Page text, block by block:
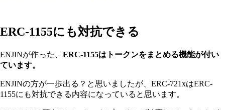
ERC-1155にも対抗できる
ENJINが作った、 ERC-1155はトークンをまとめる機能が付い
ています。
ENJINの方が一歩出る？と思いましたが、ERC-721xはERC-
1155にも対抗できる内容になっていると思います。